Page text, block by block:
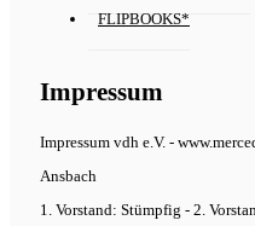
FLIPBOOKS*
Impressum
Impressum vdh e.V. -
Ansbach
1. Vorstand: Stümpfig - 2.